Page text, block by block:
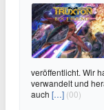
veröffentlicht. Wir
verwandelt und
auch […] (00)